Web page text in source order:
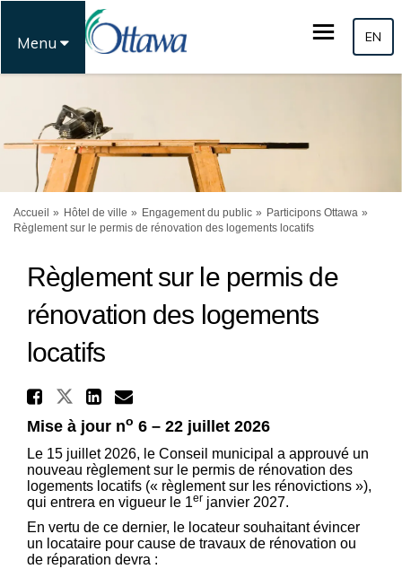
Menu EN
Vous êtes ici:
Accueil Hôtel de ville Engagement du public
Participons Ottawa
Règlement sur le permis de rénovation des logements locatifs
Règlement sur le permis de
rénovation des logements
locatifs
Partager Règlement sur le
Partager Règlement sur le
Partager Règlement sur
Courriel Règlement
Mise à jour no 6 – 22 juillet 2026
Le 15 juillet 2026, le Conseil municipal a approuvé un
nouveau règlement sur le permis de rénovation des
logements locatifs (« règlement sur les rénovictions »),
qui entrera en vigueur le 1er janvier 2027.
En vertu de ce dernier, le locateur souhaitant évincer
un locataire pour cause de travaux de rénovation ou
de réparation devra :